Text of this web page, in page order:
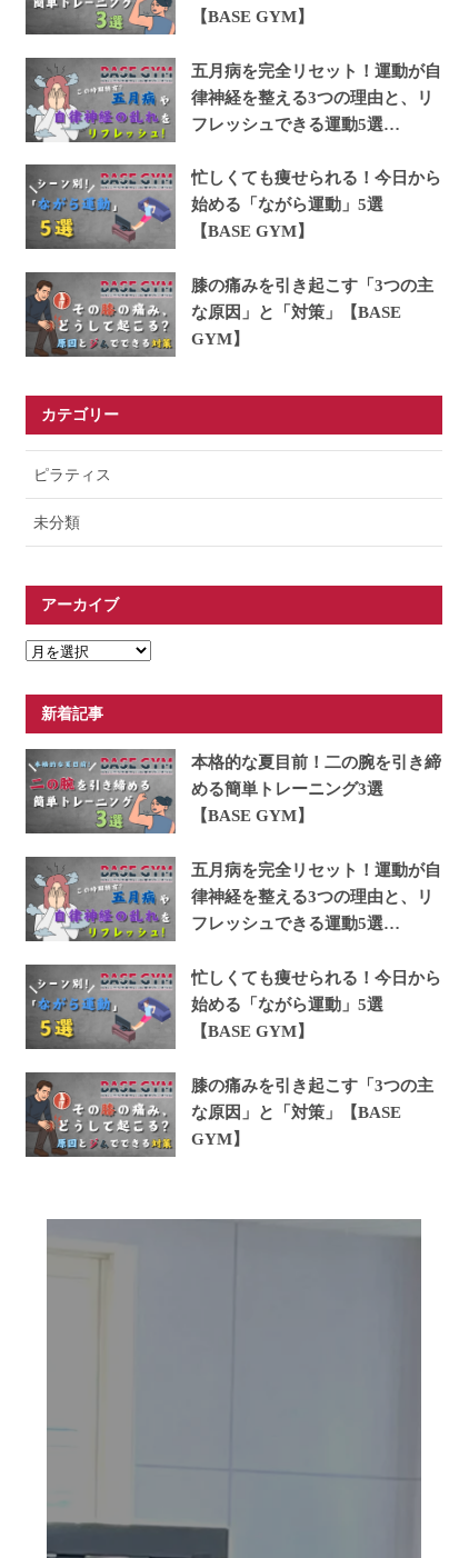
【BASE GYM】
五月病を完全リセット！運動が自
律神経を整える3つの理由と、リ
フレッシュできる運動5選
忙しくても痩せられる！今日から
始める「ながら運動」5選
【BASE GYM】
膝の痛みを引き起こす「3つの主
な原因」と「対策」【BASE
GYM】
カテゴリー
ピラティス
未分類
アーカイブ
ア
カ
新着記事
本格的な夏目前！二の腕を引き締
める簡単トレーニング3選
【BASE GYM】
五月病を完全リセット！運動が自
律神経を整える3つの理由と、リ
フレッシュできる運動5選
忙しくても痩せられる！今日から
始める「ながら運動」5選
【BASE GYM】
膝の痛みを引き起こす「3つの主
な原因」と「対策」【BASE
GYM】